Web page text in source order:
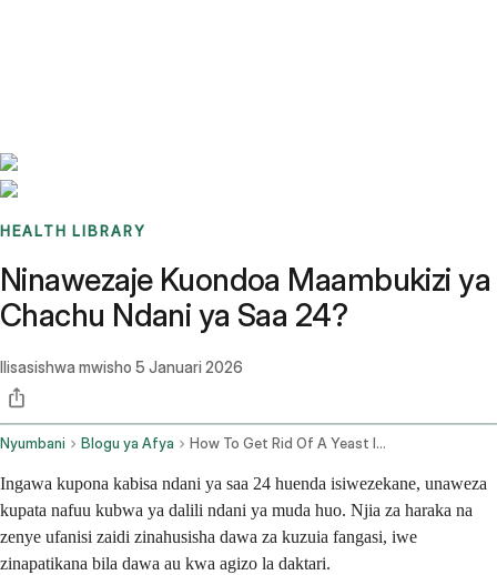
HEALTH LIBRARY
Ninawezaje Kuondoa Maambukizi ya
Chachu Ndani ya Saa 24?
Ilisasishwa mwisho 5 Januari 2026
Nyumbani Blogu ya Afya How To Get Rid Of A Yeast Infection In 24 Hours
Ingawa kupona kabisa ndani ya saa 24 huenda isiwezekane, unaweza
kupata nafuu kubwa ya dalili ndani ya muda huo. Njia za haraka na
zenye ufanisi zaidi zinahusisha dawa za kuzuia fangasi, iwe
zinapatikana bila dawa au kwa agizo la daktari.